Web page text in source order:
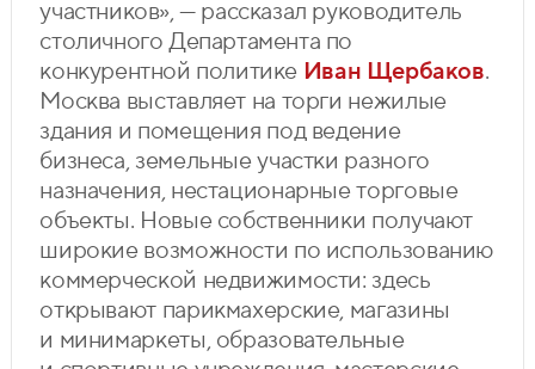
участников», — рассказал руководитель
столичного Департамента по
конкурентной политике Иван Щербаков.
Москва выставляет на торги нежилые
здания и помещения под ведение
бизнеса, земельные участки разного
назначения, нестационарные торговые
объекты. Новые собственники получают
широкие возможности по использованию
коммерческой недвижимости: здесь
открывают парикмахерские, магазины
и минимаркеты, образовательные